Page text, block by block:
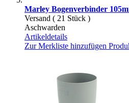
Marley Bogenverbinder
Versand ( 21 Stück )
Aschwarden
Artikeldetails
Zur Merkliste hinzufügen